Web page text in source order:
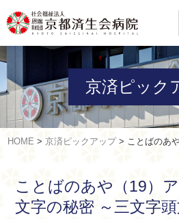
京済ピック
HOME >京済ピックアップ> ことばのあ
ことばのあや（19）
文字の秘密 ～三文字